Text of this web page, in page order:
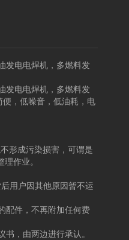
发电电焊机，多燃料发
发电电焊机，多燃料发
，低噪音，低油耗，电
形成污染损害，可谓是
作业。
用户因其他原因暂不运
配件，不再附加任何费
，由两边进行承认。